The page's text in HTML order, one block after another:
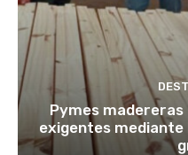
Pymes
exigentes mediante